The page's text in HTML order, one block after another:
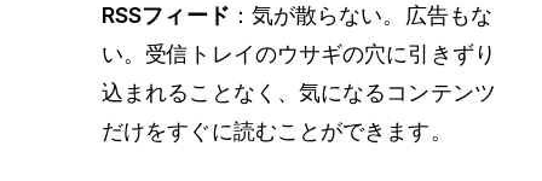
RSSフィード ：気が散らない。広告もな
い。受信トレイのウサギの穴に引きずり
込まれることなく、気になるコンテンツ
だけをすぐに読むことができます。